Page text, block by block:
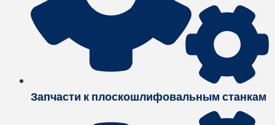
Запчасти к плоскошлифовальным станкам